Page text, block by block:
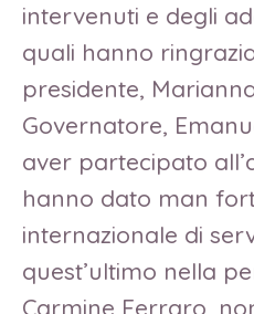
intervenuti e degli
quali hanno
presidente,
Governatore,
aver partecipato
hanno dato man
internazionale di
quest’ultimo nella
Carmine Ferraro,